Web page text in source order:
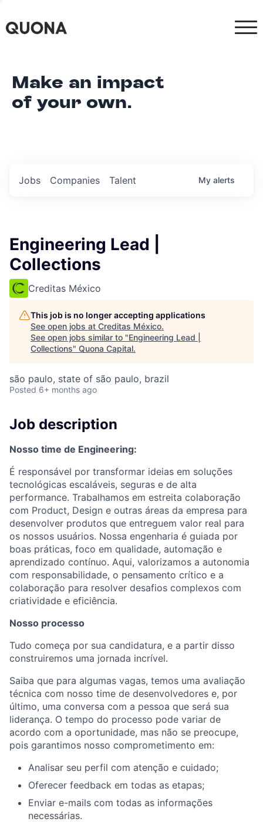
Make an impact
of your own.
Jobs Companies Talent My alerts
Engineering Lead |
Collections
Creditas México
This job is no longer accepting applications
See open jobs at Creditas México.
See open jobs similar to "Engineering Lead |
Collections" Quona Capital.
são paulo, state of são paulo, brazil
Posted 6+ months ago
Job description
Nosso time de Engineering:
É responsável por transformar ideias em soluções
tecnológicas escaláveis, seguras e de alta
performance. Trabalhamos em estreita colaboração
com Product, Design e outras áreas da empresa para
desenvolver produtos que entreguem valor real para
os nossos usuários. Nossa engenharia é guiada por
boas práticas, foco em qualidade, automação e
aprendizado contínuo. Aqui, valorizamos a autonomia
com responsabilidade, o pensamento crítico e a
colaboração para resolver desafios complexos com
criatividade e eficiência.
Nosso processo
Tudo começa por sua candidatura, e a partir disso
construiremos uma jornada incrível.
Saiba que para algumas vagas, temos uma avaliação
técnica com nosso time de desenvolvedores e, por
último, uma conversa com a pessoa que será sua
liderança. O tempo do processo pode variar de
acordo com a oportunidade, mas não se preocupe,
pois garantimos nosso comprometimento em:
Analisar seu perfil com atenção e cuidado;
Oferecer feedback em todas as etapas;
Enviar e-mails com todas as informações
necessárias.